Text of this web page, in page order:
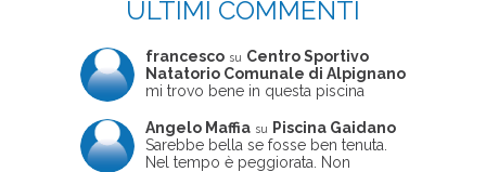
ULTIMI COMMENTI
francesco su Centro Sportivo
Natatorio Comunale di Alpignano
mi trovo bene in questa piscina
Angelo Maffia su
Piscina Gaidano
Sarebbe bella se fosse ben tenuta.
Nel tempo è peggiorata. Non